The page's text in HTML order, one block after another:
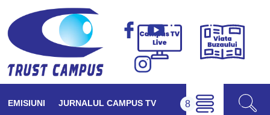
Campus
Viața
EMISIUNI JURNALUL CAMPUS TV